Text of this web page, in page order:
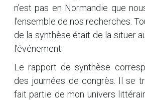
n’est pas en Normandie que
l’ensemble de nos recherches.
de la synthèse était de la situer
l’événement.
Le rapport de synthèse
des journées de congrès. Il se
fait partie de mon univers